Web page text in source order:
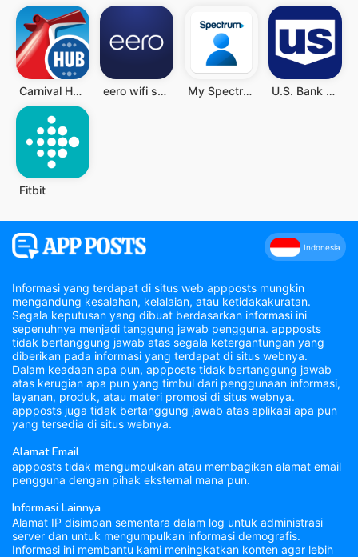
Carnival HUB eero wifi system My Spectrum U.S. Bank Mobile Banking
Fitbit
Indonesia
Informasi yang terdapat di situs web appposts mungkin
mengandung kesalahan, kelalaian, atau ketidakakuratan.
Segala keputusan yang dibuat berdasarkan informasi ini
sepenuhnya menjadi tanggung jawab pengguna. appposts
tidak bertanggung jawab atas segala ketergantungan yang
diberikan pada informasi yang terdapat di situs webnya.
Dalam keadaan apa pun, appposts tidak bertanggung jawab
atas kerugian apa pun yang timbul dari penggunaan informasi,
layanan, produk, atau materi promosi di situs webnya.
appposts juga tidak bertanggung jawab atas aplikasi apa pun
yang tersedia di situs webnya.
Alamat Email
appposts tidak mengumpulkan atau membagikan alamat email
pengguna dengan pihak eksternal mana pun.
Informasi Lainnya
Alamat IP disimpan sementara dalam log untuk administrasi
server dan untuk mengumpulkan informasi demografis.
Informasi ini membantu kami meningkatkan konten agar lebih